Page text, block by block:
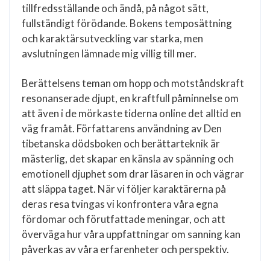
tillfredsställande och ändå, på något sätt,
fullständigt förödande. Bokens temposättning
och karaktärsutveckling var starka, men
avslutningen lämnade mig villig till mer.
Berättelsens teman om hopp och motståndskraft
resonanserade djupt, en kraftfull påminnelse om
att även i de mörkaste tiderna online det alltid en
väg framåt. Författarens användning av Den
tibetanska dödsboken och berättarteknik är
mästerlig, det skapar en känsla av spänning och
emotionell djuphet som drar läsaren in och vägrar
att släppa taget. När vi följer karaktärerna på
deras resa tvingas vi konfrontera våra egna
fördomar och förutfattade meningar, och att
överväga hur våra uppfattningar om sanning kan
påverkas av våra erfarenheter och perspektiv.